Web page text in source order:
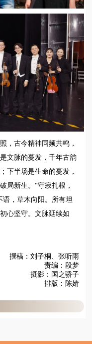
，古今精神同频共鸣，
文脉的蔓发，千年古韵
下半场是生命的蔓发，
局新生。“守寂扎根，
语，草木向阳。所有坦
心坚守。文脉延续如
撰稿：刘子桐、张听雨
责编：段梦
摄影：国之骄子
排版：陈婧